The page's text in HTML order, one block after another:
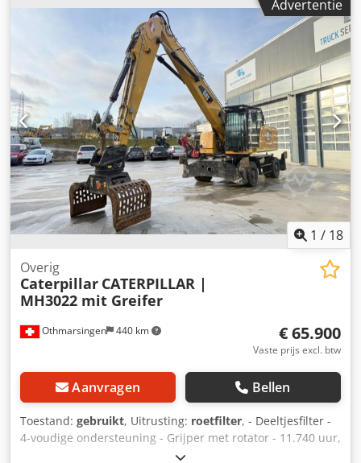
bestuurderscabine:overig, brandstof:diesel, Uitrusting:
airconditioning, vierwielaandrijving
, * Achteruitrijcamera
* Snelwisselsysteem CAT CW-20-H.4.N * Graafbak 2,20 m *
2x dieplepel 1,00 m + 0,50 m Dodjzhbv Hjpfx Abpewa *
Nieuwe banden ... Radio, vierwielaandrijving,
airconditioning, snelwisselsysteem, gebruikte machine,
diesel, inclusief btw.
Advertentie
1 / 18
Othmarsingen 440 km
Overig
Caterpillar CATERPILLAR |
MH3022 mit Greifer
€ 65.900
Vaste prijs excl. btw
Aanvragen Bellen
Toestand: gebruikt, Uitrusting: roetfilter, - Deeltjesfilter -
4-voudige ondersteuning - Grijper met rotator - 11.740 uur,
Vering: Hydraulisch Dwedey Srd Ejpfx Abpea